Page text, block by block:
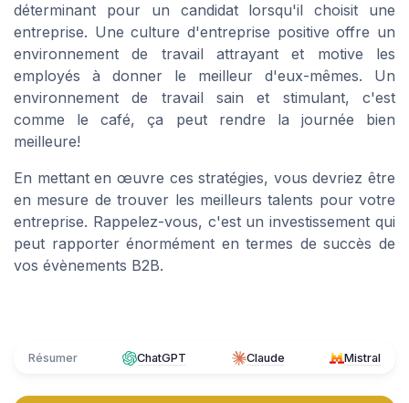
déterminant pour un candidat lorsqu'il choisit une
entreprise. Une culture d'entreprise positive offre un
environnement de travail attrayant et motive les
employés à donner le meilleur d'eux-mêmes. Un
environnement de travail sain et stimulant, c'est
comme le café, ça peut rendre la journée bien
meilleure!
En mettant en œuvre ces stratégies, vous devriez être
en mesure de trouver les meilleurs talents pour votre
entreprise. Rappelez-vous, c'est un investissement qui
peut rapporter énormément en termes de succès de
vos évènements B2B.
Résumer ChatGPT Claude Mistral